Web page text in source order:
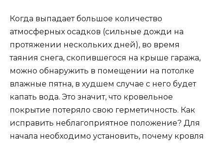
Когда выпадает большое количество
атмосферных осадков (сильные дожди на
протяжении нескольких дней), во время
таяния снега, скопившегося на крыше гаража,
можно обнаружить в помещении на потолке
влажные пятна, в худшем случае с него будет
капать вода. Это значит, что кровельное
покрытие потеряло свою герметичность. Как
исправить неблагоприятное положение? Для
начала необходимо установить, почему кровля